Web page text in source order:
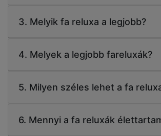
3. Melyik fa reluxa a legjobb?
4. Melyek a legjobb fareluxák?
5. Milyen széles lehet a fa
6. Mennyi a fa reluxák